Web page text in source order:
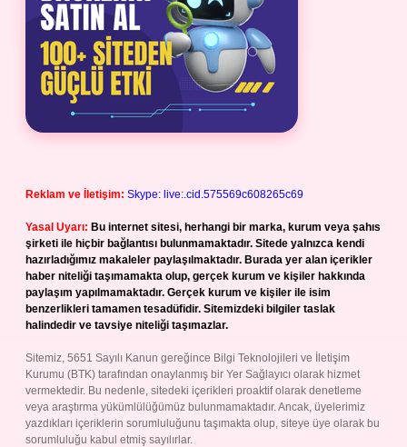
Reklam ve İletişim: Skype: live:.cid.575569c608265c69
Yasal Uyarı: Bu internet sitesi, herhangi bir marka, kurum veya şahıs
şirketi ile hiçbir bağlantısı bulunmamaktadır. Sitede yalnızca kendi
hazırladığımız makaleler paylaşılmaktadır. Burada yer alan içerikler
haber niteliği taşımamakta olup, gerçek kurum ve kişiler hakkında
paylaşım yapılmamaktadır. Gerçek kurum ve kişiler ile isim
benzerlikleri tamamen tesadüfidir. Sitemizdeki bilgiler taslak
halindedir ve tavsiye niteliği taşımazlar.
Sitemiz, 5651 Sayılı Kanun gereğince Bilgi Teknolojileri ve İletişim
Kurumu (BTK) tarafından onaylanmış bir Yer Sağlayıcı olarak hizmet
vermektedir. Bu nedenle, sitedeki içerikleri proaktif olarak denetleme
veya araştırma yükümlülüğümüz bulunmamaktadır. Ancak, üyelerimiz
yazdıkları içeriklerin sorumluluğunu taşımakta olup, siteye üye olarak bu
sorumluluğu kabul etmiş sayılırlar.